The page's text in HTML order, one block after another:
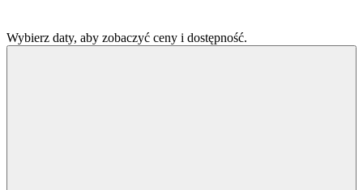
Wybierz daty, aby zobaczyć ceny i dostępność.